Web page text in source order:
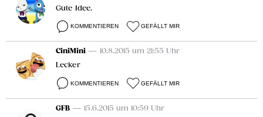
Gute Idee.
KOMMENTIEREN GEFÄLLT MIR
CiniMini — 10.8.2015 um 21:55 Uhr
Lecker
KOMMENTIEREN GEFÄLLT MIR
GFB — 15.6.2015 um 10:59 Uhr